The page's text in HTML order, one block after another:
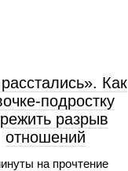
Как
подростку
разрыв
отношений
на прочтение